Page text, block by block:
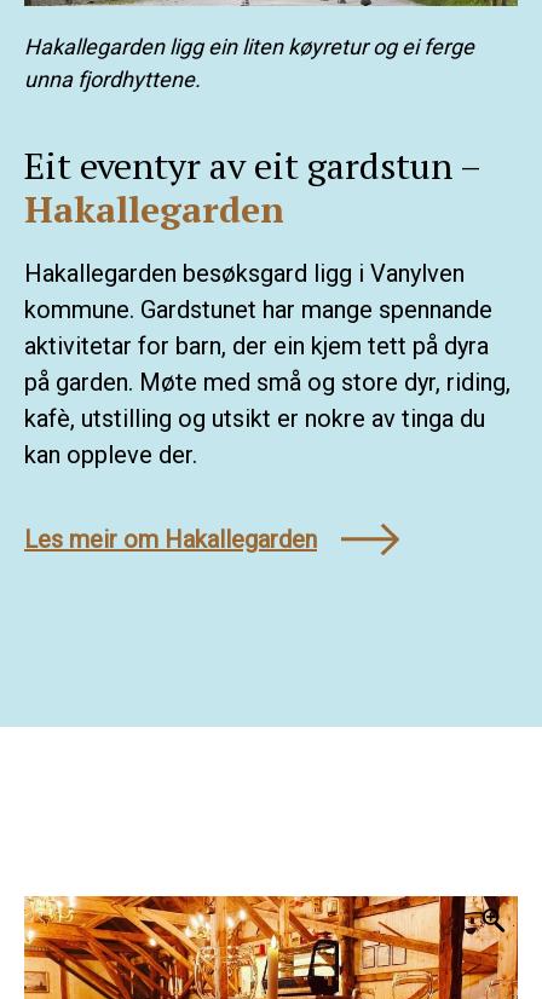
Hakallegarden ligg ein liten køyretur og ei ferge
unna fjordhyttene.
Eit eventyr av eit gardstun –
Hakallegarden
Hakallegarden besøksgard ligg i Vanylven
kommune. Gardstunet har mange spennande
aktivitetar for barn, der ein kjem tett på dyra
på garden. Møte med små og store dyr, riding,
kafè, utstilling og utsikt er nokre av tinga du
kan oppleve der.
Les meir om Hakallegarden